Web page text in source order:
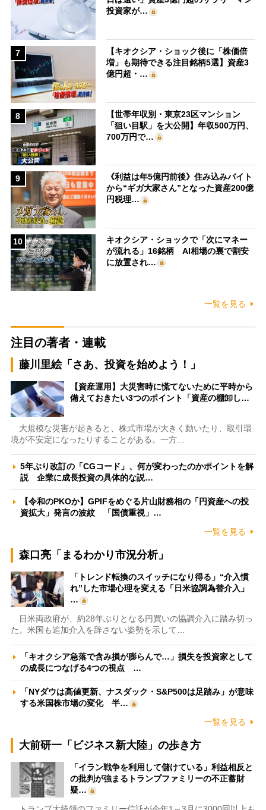
投資家が…
7
【キオクシア・ショック後に「株価倍
増」も期待できる注目銘柄5選】資産3
億円超・…
8
【世帯年収別・東京23区マンション
「狙い目駅」を大公開】年収500万円、
700万円で…
9
《利益は年5億円前後》住み込みバイト
から“ギガ大家さん”となった資産200億
円税理…
10
キオクシア・ショックで「次にマネー
が流れる」16銘柄 AI相場の裏で割安
に放置され…
一覧を見る
注目の著者・連載
藤川里絵「さあ、投資を始めよう！」
【資産運用】大災害時に慌てないために平時から
備えておきたい3つのポイント「資産の棚卸し…
大規模な災害が起きると、株式市場が大きく動いたり、取引環
境が不安定になったりすることがある。一方…
5年ぶり改訂の「CGコード」、何が変わったのかポイントを解
説 企業に成長投資の具体的な説…
【令和のPKOか】GPIFをめぐる片山財務相の「円資産への投
資拡大」発言の波紋 「国債重視」…
一覧を見る
森口亮「まるわかり市況分析」
「トレンド転換のスイッチになり得る」“介入慣
れ”した市場心理を変える「日米協調為替介入」
…
日米両政府が、約28年ぶりとなる円買いの協調介入に踏み切っ
た。米国も追加介入を辞さない姿勢を示して…
「キオクシア急落で含み損が膨らんで…」損失を投資家として
の成長につなげる4つの視点 …
「NYダウは高値更新、ナスダック・S&P500は足踏み」が意味
する米国株市場の変化 半…
一覧を見る
大前研一「ビジネス新大陸」の歩き方
「イラン戦争を利用して儲けている」利益相反と
の批判が強まるトランプファミリーの不正蓄財
疑…